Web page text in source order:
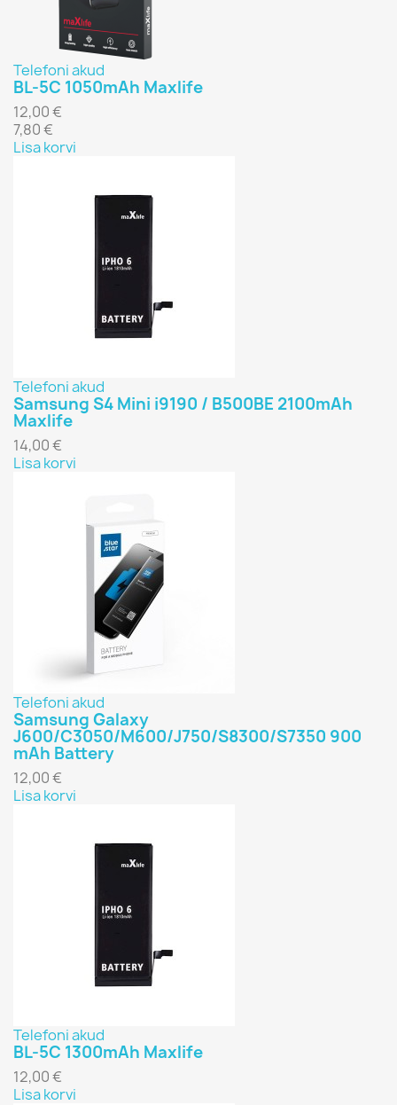
Telefoni akud
BL-5C 1050mAh Maxlife
12,00 €
7,80 €
Lisa korvi
Telefoni akud
Samsung S4 Mini i9190 / B500BE 2100mAh
Maxlife
14,00 €
Lisa korvi
Telefoni akud
Samsung Galaxy
J600/C3050/M600/J750/S8300/S7350 900
mAh Battery
12,00 €
Lisa korvi
Telefoni akud
BL-5C 1300mAh Maxlife
12,00 €
Lisa korvi